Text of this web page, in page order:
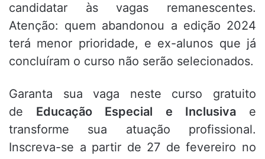
candidatar às vagas remanescentes.
Atenção: quem abandonou a edição 2024
terá menor prioridade, e ex-alunos que já
concluíram o curso não serão selecionados.
Garanta sua vaga neste curso gratuito
de Educação Especial e Inclusivae
transforme sua atuação profissional.
Inscreva-se a partir de 27 de fevereiro no